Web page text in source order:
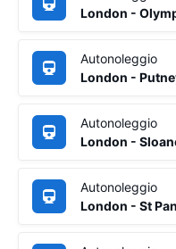
London -
Autonoleggio
London -
Autonoleggio
London -
Autonoleggio
London - St